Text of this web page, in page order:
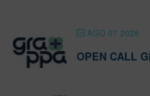
AGO 07 2026
OPEN CALL